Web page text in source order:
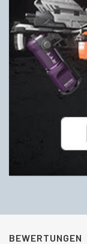
BEWERTUNGEN